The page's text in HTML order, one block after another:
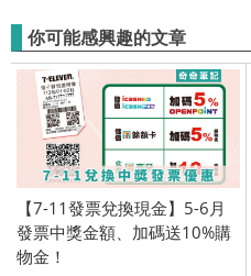
你可能感興趣的文章
【7-11發票兌換現金】5-6月
發票中獎金額、加碼送10%購
物金！